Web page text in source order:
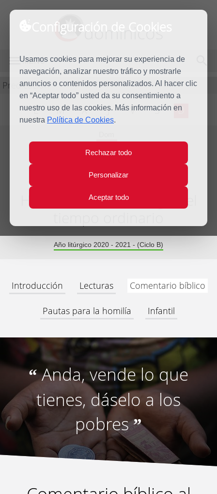
Configuración de Cookies
Usamos cookies para mejorar su experiencia de
navegación, analizar nuestro tráfico y mostrarle
anuncios o contenidos personalizados. Al hacer clic
en “Aceptar todo” usted da su consentimiento a
nuestro uso de las cookies. Más información en
nuestra Política de Cookies.
Rechazar todo
Personalizar
Aceptar todo
dominicos
MENÚ
Predicación
L M X J V S D
10
Oct
Homilía XXVIII Domingo del
Año litúrgico 2020 - 2021 - (Ciclo B)
Introducción Lecturas Comentario bíblico
Pautas para la homilía Infantil
“Anda, vende lo que
tienes, dáselo a los
pobres”